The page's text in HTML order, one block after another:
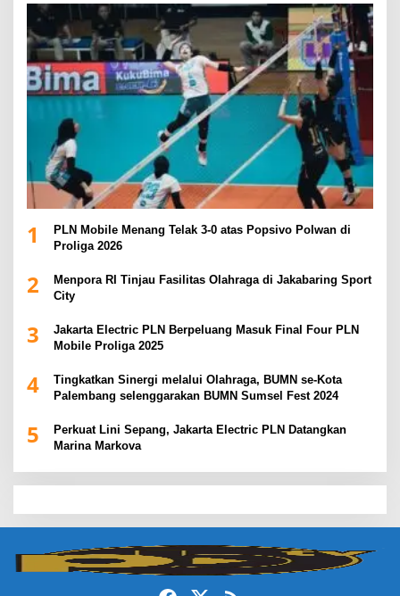
1
PLN Mobile Menang Telak 3-0 atas Popsivo Polwan di
Proliga 2026
2
Menpora RI Tinjau Fasilitas Olahraga di Jakabaring Sport
City
3
Jakarta Electric PLN Berpeluang Masuk Final Four PLN
Mobile Proliga 2025
4
Tingkatkan Sinergi melalui Olahraga, BUMN se-Kota
Palembang selenggarakan BUMN Sumsel Fest 2024
5
Perkuat Lini Sepang, Jakarta Electric PLN Datangkan
Marina Markova
slot demo
slot gacor
slot gacor hari ini